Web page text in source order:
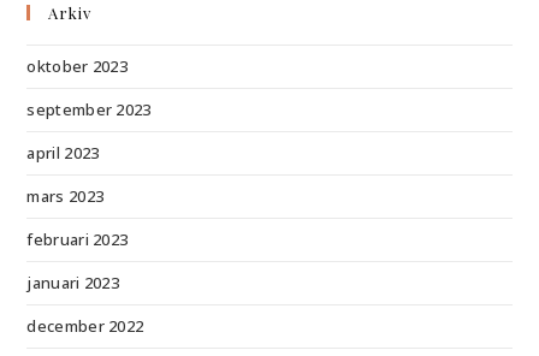
Arkiv
oktober 2023
september 2023
april 2023
mars 2023
februari 2023
januari 2023
december 2022